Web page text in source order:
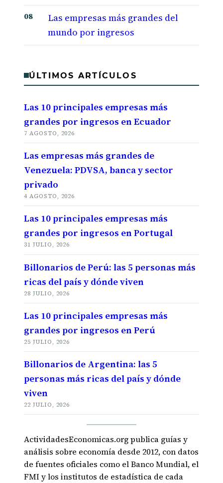
Las empresas más grandes del
mundo por ingresos
ÚLTIMOS ARTÍCULOS
Las 10 principales empresas más
grandes por ingresos en Ecuador
7 AGOSTO, 2026
Las empresas más grandes de
Venezuela: PDVSA, banca y sector
privado
4 AGOSTO, 2026
Las 10 principales empresas más
grandes por ingresos en Portugal
31 JULIO, 2026
Billonarios de Perú: las 5 personas más
ricas del país y dónde viven
28 JULIO, 2026
Las 10 principales empresas más
grandes por ingresos en Perú
25 JULIO, 2026
Billonarios de Argentina: las 5
personas más ricas del país y dónde
viven
22 JULIO, 2026
ActividadesEconomicas.org publica guías y
análisis sobre economía desde 2012, con datos
de fuentes oficiales como el Banco Mundial, el
FMI y los institutos de estadística de cada